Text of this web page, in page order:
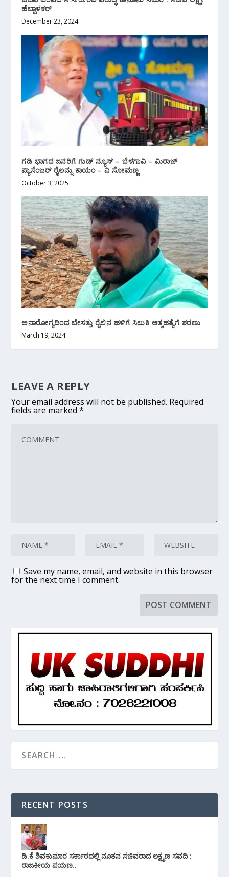
ಹೆಬ್ಬಾಳಕರ್
December 23, 2024
ಗಡಿ ಭಾಗದ ಜನರಿಗೆ ಗುಡ್ ನ್ಯೂಸ್ – ಬೆಳಗಾವಿ – ಮಿರಾಜ್
ಪ್ಯಾಸೆಂಜರ್ ರೈಲನ್ನು ಕಾಯಂ – ವಿ ಸೋಮಣ್ಣ
October 3, 2025
ಅನಾರೋಗ್ಯದಿಂದ ಬೇಸತ್ತು ರೈಲಿನ ಹಳಿಗೆ ಸಿಲುಕಿ ಆತ್ಮಹತ್ಯೆಗೆ ಶರಣು
March 19, 2024
LEAVE A REPLY
Your email address will not be published. Required
fields are marked*
Save my name, email, and website in this browser
for the next time I comment.
RECENT POSTS
ಡಿ.ಕೆ ಶಿವಕುಮಾರ ಸರ್ಕಾರದಲ್ಲಿ ನೂತನ ಸಚಿವರಾದ ಲಕ್ಷ್ಮಣ ಸವದಿ :
ರಾಜಕೀಯ ಪಯಣ..